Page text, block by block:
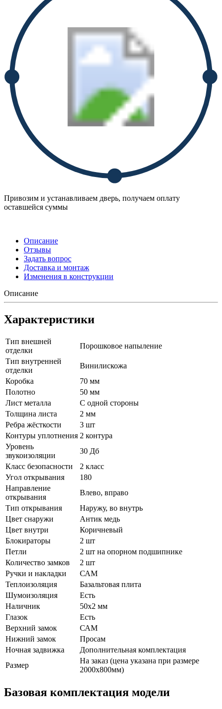
Привозим и устанавливаем дверь, получаем оплату
оставшейся суммы
Описание
Отзывы
Задать вопрос
Доставка и монтаж
Изменения в конструкции
Описание
Характеристики
Тип внешней
отделки
Порошковое напыление
Тип внутренней
отделки
Винилискожа
Коробка
70 мм
Полотно
50 мм
Лист металла
С одной стороны
Толщина листа
2 мм
Ребра жёсткости
3 шт
Контуры уплотнения 2 контура
Уровень
звукоизоляции
30 Дб
Класс безопасности
2 класс
Угол открывания
180
Направление
открывания
Влево, вправо
Тип открывания
Наружу, во внутрь
Цвет снаружи
Антик медь
Цвет внутри
Коричневый
Блокираторы
2 шт
Петли
2 шт на опорном подшипнике
Количество замков
2 шт
Ручки и накладки
САМ
Теплоизоляция
Базальтовая плита
Шумоизоляция
Есть
Наличник
50х2 мм
Глазок
Есть
Верхний замок
САМ
Нижний замок
Просам
Ночная задвижка
Дополнительная комплектация
Размер
На заказ (цена указана при размере
2000х800мм)
Базовая комплектация модели